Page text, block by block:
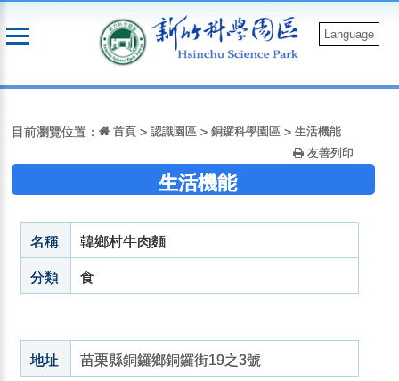
到
Language
目前瀏覽位置： 首頁 >認識園區 >銅鑼科學園區 >生活機能
友善列印
生活機能
名稱 韓鄉村牛肉麵
分類 食
地址 苗栗縣銅鑼鄉銅鑼街19之3號